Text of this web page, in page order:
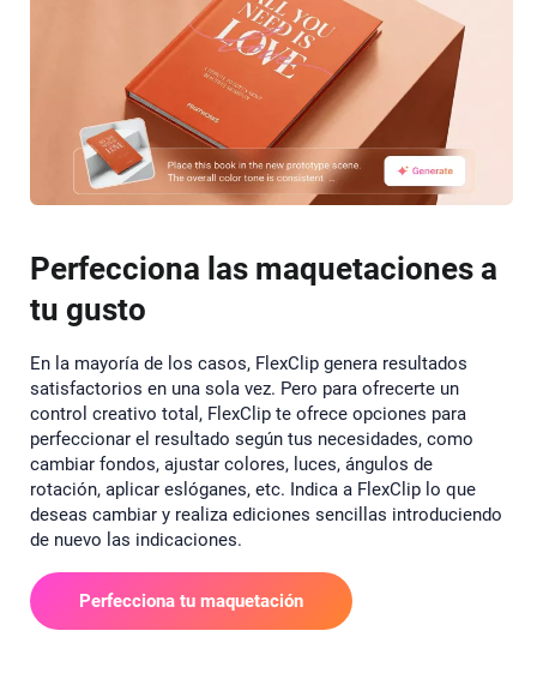
Perfecciona las maquetaciones a
tu gusto
En la mayoría de los casos, FlexClip genera resultados
satisfactorios en una sola vez. Pero para ofrecerte un
control creativo total, FlexClip te ofrece opciones para
perfeccionar el resultado según tus necesidades, como
cambiar fondos, ajustar colores, luces, ángulos de
rotación, aplicar eslóganes, etc. Indica a FlexClip lo que
deseas cambiar y realiza ediciones sencillas introduciendo
de nuevo las indicaciones.
Perfecciona tu maquetación